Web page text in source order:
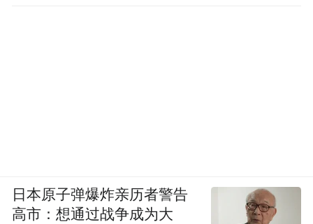
日本原子弹爆炸亲历者警告
高市：想通过战争成为大